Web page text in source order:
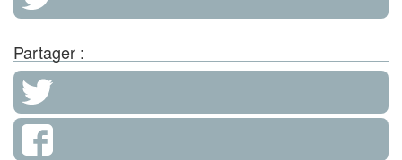
Partager :